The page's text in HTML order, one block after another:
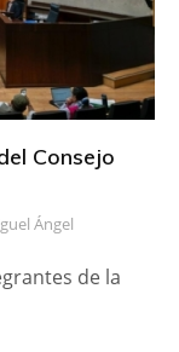
Consejo
Ángel
de la